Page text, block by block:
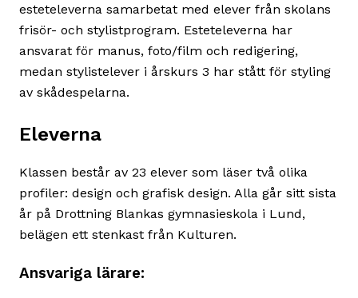
esteteleverna samarbetat med elever från skolans
frisör- och stylistprogram. Esteteleverna har
ansvarat för manus, foto/film och redigering,
medan stylistelever i årskurs 3 har stått för styling
av skådespelarna.
Eleverna
Klassen består av 23 elever som läser två olika
profiler: design och grafisk design. Alla går sitt sista
år på Drottning Blankas gymnasieskola i Lund,
belägen ett stenkast från Kulturen.
Ansvariga lärare: